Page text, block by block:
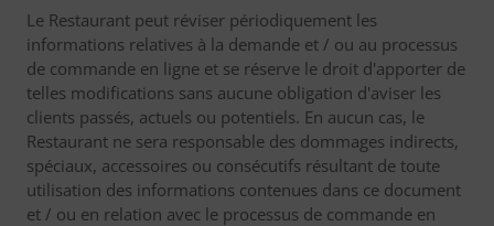
Le Restaurant peut réviser périodiquement les
informations relatives à la demande et / ou au processus
de commande en ligne et se réserve le droit d'apporter de
telles modifications sans aucune obligation d'aviser les
clients passés, actuels ou potentiels. En aucun cas, le
Restaurant ne sera responsable des dommages indirects,
spéciaux, accessoires ou consécutifs résultant de toute
utilisation des informations contenues dans ce document
et / ou en relation avec le processus de commande en